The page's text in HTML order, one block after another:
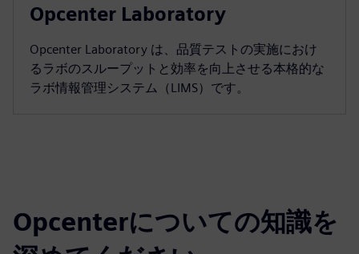
Opcenter Laboratory
Opcenter Laboratory は、品質テストの実施におけ
るラボのスループットと効率を向上させる本格的な
ラボ情報管理システム（LIMS）です。
Opcenterについての知識を